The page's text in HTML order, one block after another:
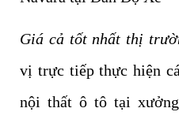
Giá cả tốt nhất thị
vị trực tiếp thực hiện
nội thất ô tô tại